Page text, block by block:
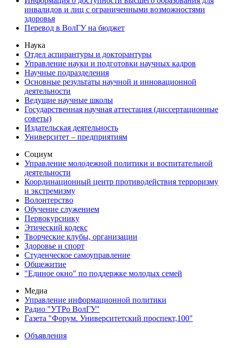
инвалидов и лиц с ограниченными возможностями
здоровья
Перевод в ВолГУ на бюджет
Наука
Отдел аспирантуры и докторантуры
Управление науки и подготовки научных кадров
Научные подразделения
Основные результаты научной и инновационной
деятельности
Ведущие научные школы
Государственная научная аттестация (диссертационные
советы)
Издательская деятельность
Университет – предприятиям
Социум
Управление молодежной политики и воспитательной
деятельности
Координационный центр противодействия терроризму
и экстремизму
Волонтерство
Обучение служением
Первокурснику
Этический кодекс
Творческие клубы, организации
Здоровье и спорт
Студенческое самоуправление
Общежитие
"Единое окно" по поддержке молодых семей
Медиа
Управление информационной политики
Радио "УТРо ВолГУ"
Газета "Форум. Университетский проспект,100"
Объявления